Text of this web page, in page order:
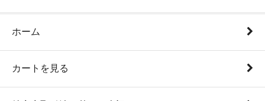
ホーム
カートを見る